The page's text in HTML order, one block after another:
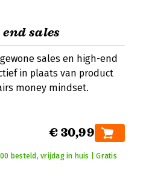
sales
sales en high-end
in plaats van product
money mindset.
€ 30,99
besteld, vrijdag in huis | Gratis